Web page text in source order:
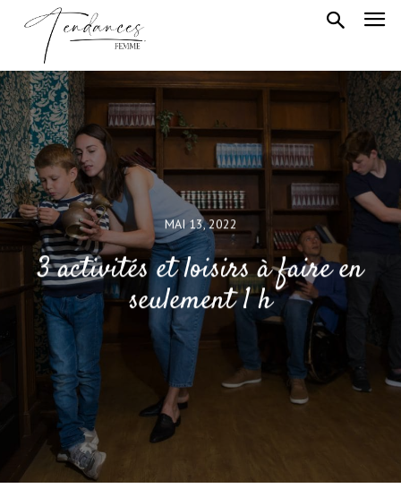
MAI 13, 2022
3 activités et loisirs à faire en
seulement 1 h